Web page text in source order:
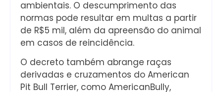
ambientais. O descumprimento das
normas pode resultar em multas a partir
de R$5 mil, além da apreensão do animal
em casos de reincidência.
O decreto também abrange raças
derivadas e cruzamentos do American
Pit Bull Terrier, como AmericanBully,